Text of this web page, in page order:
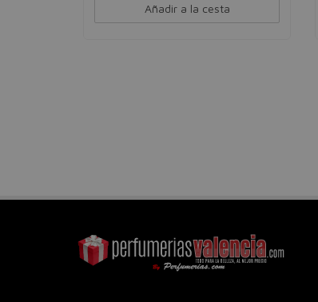
Añadir a la cesta